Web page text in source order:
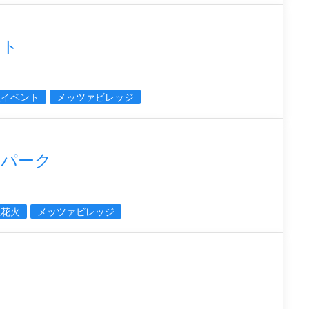
ベント メッツァビレッジ
ーク
火 メッツァビレッジ